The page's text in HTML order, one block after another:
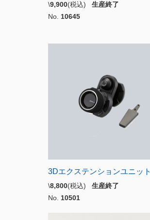
\9,900(税込) 生産終了
No. 10645
3Dエクステンションユニット
\8,800(税込) 生産終了
No. 10501